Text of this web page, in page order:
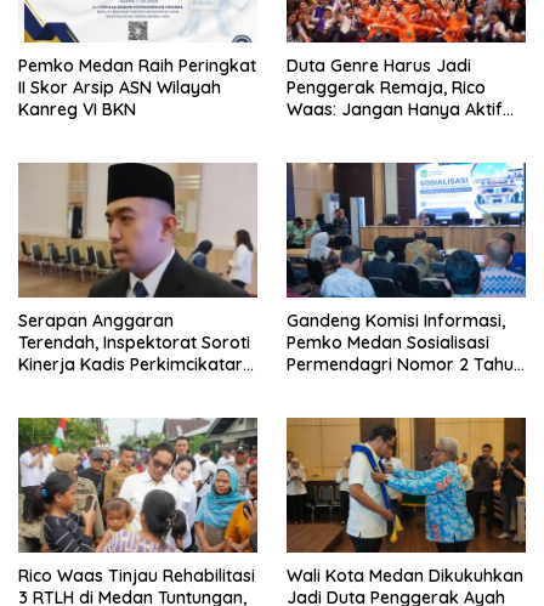
Pemko Medan Raih Peringkat
II Skor Arsip ASN Wilayah
Kanreg VI BKN
Duta Genre Harus Jadi
Penggerak Remaja, Rico
Waas: Jangan Hanya Aktif
Serapan Anggaran
Terendah, Inspektorat Soroti
Kinerja Kadis Perkimcikataru
Gandeng Komisi Informasi,
Pemko Medan Sosialisasi
Permendagri Nomor 2 Tahun
Rico Waas Tinjau Rehabilitasi
3 RTLH di Medan Tuntungan,
Wali Kota Medan Dikukuhkan
Jadi Duta Penggerak Ayah